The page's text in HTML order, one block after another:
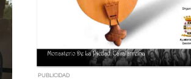
PUBLICIDAD